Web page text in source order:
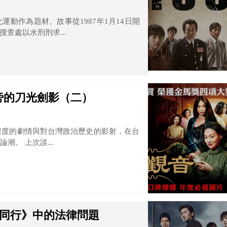
動作為題材。故事從1987年1月14日開
查處以水刑刑求...
刀光劍影（二）
的劇情與對台灣政治歷史的影射，在台
潮。 上次談...
行》中的法律問題